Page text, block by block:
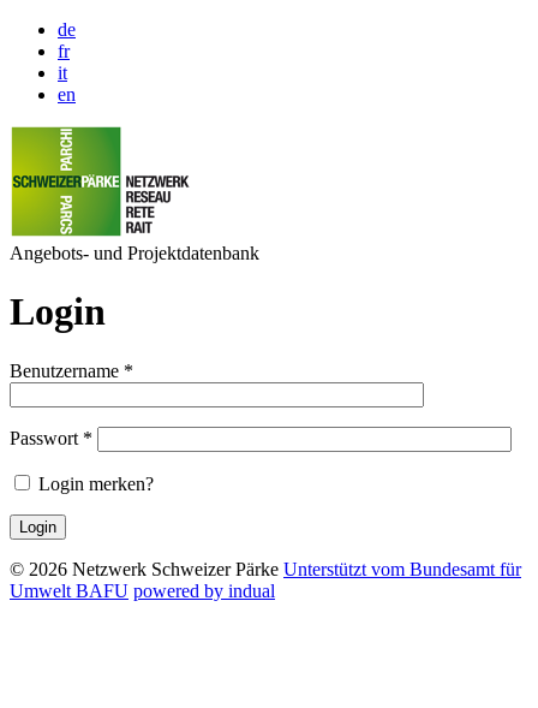
de
fr
it
en
Angebots- und Projektdatenbank
Login
Benutzername *
Passwort *
Login merken?
© 2026 Netzwerk Schweizer Pärke Unterstützt vom Bundesamt für
Umwelt BAFU powered by indual